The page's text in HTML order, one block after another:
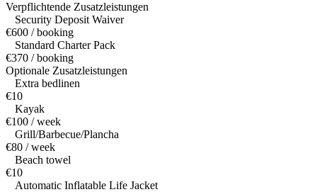
Verpflichtende Zusatzleistungen
Security Deposit Waiver
€600 / booking
Standard Charter Pack
€370 / booking
Optionale Zusatzleistungen
Extra bedlinen
€10
Kayak
€100 / week
Grill/Barbecue/Plancha
€80 / week
Beach towel
€10
Automatic Inflatable Life Jacket